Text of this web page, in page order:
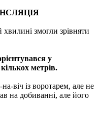
змогли зрівняти
у
метрів.
віч із воротарем, але не
на добиванні, але його